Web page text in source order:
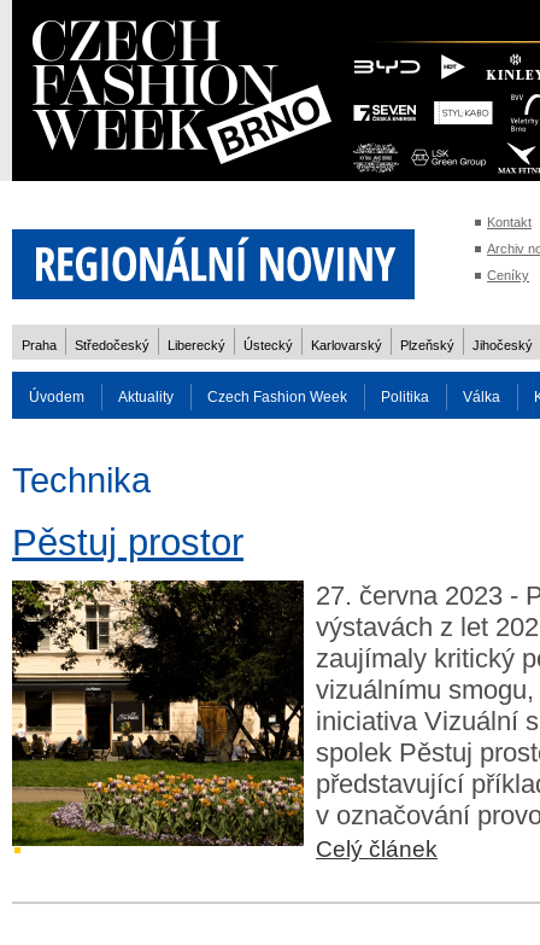
Kontakt
Archiv
Ceníky
Praha Středočeský Liberecký Ústecký Karlovarský Plzeňský Jihočeský
Úvodem Aktuality Czech Fashion Week Politika Válka
Technika
Pěstuj prostor
27. června 2023 -
výstavách z let
zaujímaly kritický
vizuálnímu
iniciativa Vizuální
spolek Pěstuj
představující
v označování
Celý článek